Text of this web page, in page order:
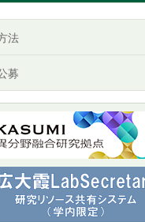
法
募